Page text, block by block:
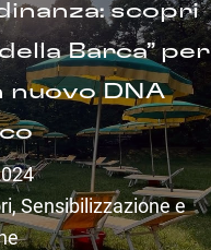
scopri
Barca” per
nuovo DNA
,Sensibilizzazione e